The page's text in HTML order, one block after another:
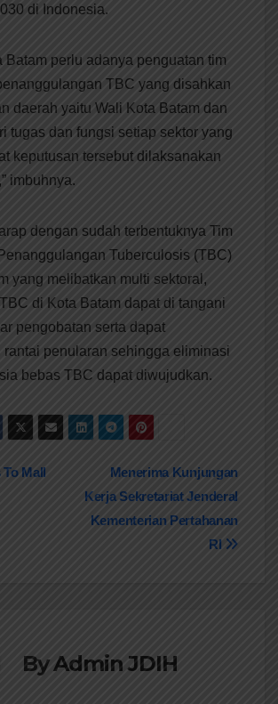
di Indonesia.
Batam perlu adanya penguatan tim
TBC yang disahkan
daerah yaitu Wali Kota Batam dan
tugas dan fungsi setiap sektor yang
keputusan tersebut dilaksanakan
imbuhnya.
dengan sudah terbentuknya Tim
Tuberculosis (TBC)
yang melibatkan multi sektoral,
di Kota Batam dapat di tangani
pengobatan serta dapat
rantai penularan sehingga eliminasi
bebas TBC dapat diwujudkan.
Menerima Kunjungan
Kerja Sekretariat Jenderal
Kementerian Pertahanan
RI
Mall
ByAdmin JDIH